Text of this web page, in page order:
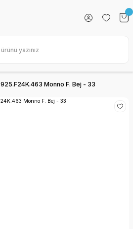
925.F24K.463 Monno F. Bej - 33